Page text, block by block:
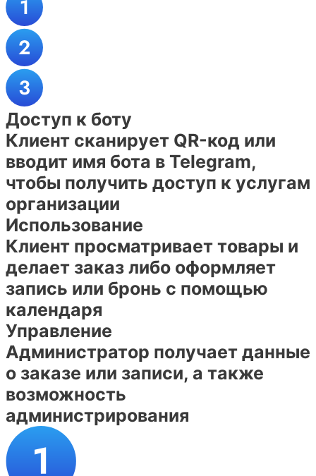
Доступ к боту
Клиент сканирует QR-код или
вводит имя бота в Telegram,
чтобы получить доступ к услугам
организации
Использование
Клиент просматривает товары и
делает заказ либо оформляет
запись или бронь с помощью
календаря
Управление
Администратор получает данные
о заказе или записи, а также
возможность
администрирования